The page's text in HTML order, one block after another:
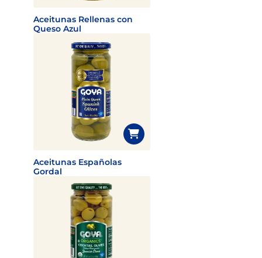
Aceitunas Rellenas con
Queso Azul
Aceitunas Españolas
Gordal